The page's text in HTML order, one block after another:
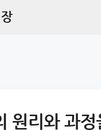
원리와 과